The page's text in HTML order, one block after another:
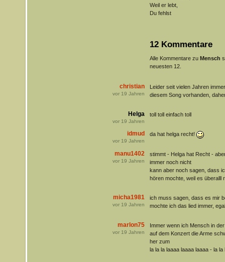
Weil er lebt,
Du fehlst
12 Kommentare
Alle Kommentare zu Mensch
neuesten 12.
christian
vor 19 Jahren
Leider seit vielen Jahren
diesem Song vorhanden,
Helga
vor 19 Jahren
toll toll einfach toll
idmud
vor 19 Jahren
da hat helga recht!
manu1402
vor 19 Jahren
stimmt - Helga hat Recht -
immer noch nicht
kann aber noch sagen, dass
hören mochte, weil es überalll
micha1981
vor 19 Jahren
ich muss sagen, dass es mir
mochte ich das lied immer,
marlon75
vor 19 Jahren
Immer wenn ich Mensch in
auf dem Konzert die Arme
her zum
la la la laaaa laaaa laaaa - la la